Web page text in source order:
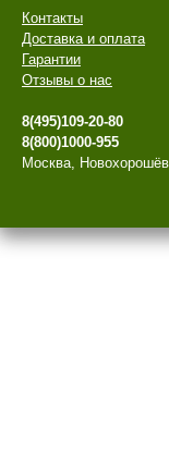
Контакты
Доставка и оплата
Гарантии
Отзывы о нас
8(495)109-20-80
8(800)1000-955
Москва,